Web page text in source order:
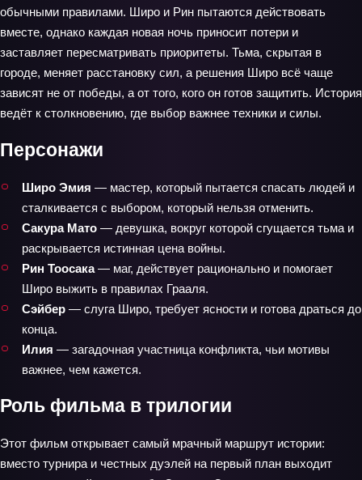
обычными правилами. Широ и Рин пытаются действовать
вместе, однако каждая новая ночь приносит потери и
заставляет пересматривать приоритеты. Тьма, скрытая в
городе, меняет расстановку сил, а решения Широ всё чаще
зависят не от победы, а от того, кого он готов защитить. История
ведёт к столкновению, где выбор важнее техники и силы.
Персонажи
Широ Эмия — мастер, который пытается спасать людей и
сталкивается с выбором, который нельзя отменить.
Сакура Мато — девушка, вокруг которой сгущается тьма и
раскрывается истинная цена войны.
Рин Тоосака— маг, действует рационально и помогает
Широ выжить в правилах Грааля.
Сэйбер — слуга Широ, требует ясности и готова драться до
конца.
Илия — загадочная участница конфликта, чьи мотивы
важнее, чем кажется.
Роль фильма в трилогии
Этот фильм открывает самый мрачный маршрут истории:
вместо турнира и честных дуэлей на первый план выходит